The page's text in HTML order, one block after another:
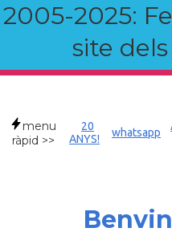
2005-2025:
site dels
menu
ràpid >>
20
ANYS!
whatsapp